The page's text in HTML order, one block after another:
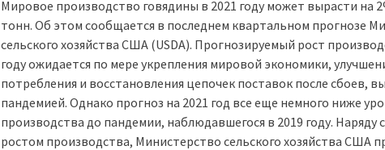
Мировое производство говядины в 2021 году может вырасти на
тонн. Об этом сообщается в последнем квартальном прогнозе
сельского хозяйства США (USDA). Прогнозируемый рост
году ожидается по мере укрепления мировой экономики,
потребления и восстановления цепочек поставок после сбоев,
пандемией. Однако прогноз на 2021 год все еще немного ниже
производства до пандемии, наблюдавшегося в 2019 году. Наряду
ростом производства, Министерство сельского хозяйства США